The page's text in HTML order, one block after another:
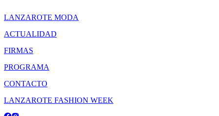
LANZAROTE MODA
ACTUALIDAD
FIRMAS
PROGRAMA
CONTACTO
LANZAROTE FASHION WEEK